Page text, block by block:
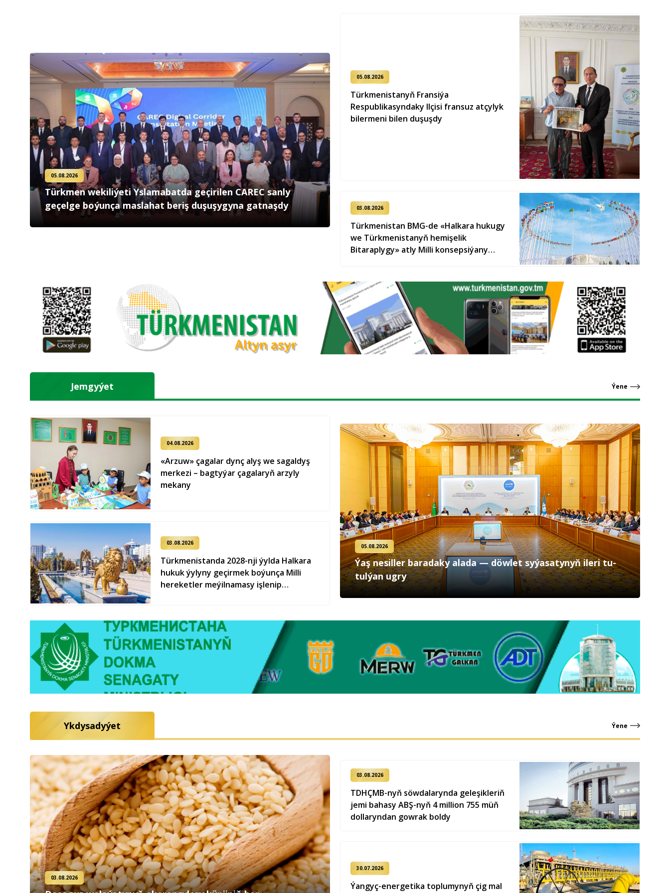
05.08.2026
Türkmen wekiliýeti Yslamabatda geçirilen CAREC sanly
geçelge boýunça maslahat beriş duşuşygyna gatnaşdy
05.08.2026
Türkmenistanyň Fransiýa
Respublikasyndaky Ilçisi fransuz atçylyk
bilermeni bilen duşuşdy
03.08.2026
Türkmenistan BMG-de «Halkara hukugy
we Türkmenistanyň hemişelik
Bitaraplygy» atly Milli konsepsiýany
Jemgyýet Ýene
05.08.2026
Ýaş ne­sil­ler ba­ra­da­ky ala­da — döw­let sy­ýa­sa­ty­nyň ile­ri tu­
tul­ýan ug­ry
04.08.2026
«Arzuw» çagalar dynç alyş we sagaldyş
merkezi – bagtyýar çagalaryň arzyly
mekany
03.08.2026
Türkmenistanda 2028-nji ýylda Halkara
hukuk ýylyny geçirmek boýunça Milli
hereketler meýilnamasy işlenip
Ykdysadyýet Ýene
03.08.2026
03.08.2026
TDHÇMB-nyň söwdalarynda geleşikleriň
jemi bahasy ABŞ-nyň 4 million 755 müň
dollaryndan gowrak boldy
30.07.2026
Ýangyç-energetika toplumynyň çig mal